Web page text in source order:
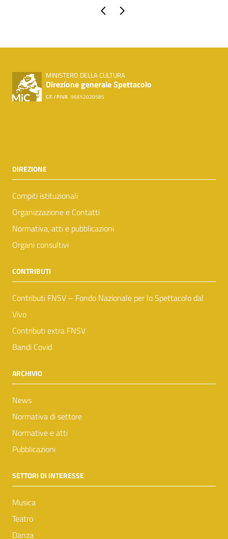
Pagina precedente
MINISTERO DELLA CULTURA
Direzione generale Spettacolo
C.F. / P.IVA 96652020585
DIREZIONE
Compiti istituzionali
Organizzazione e Contatti
Normativa, atti e pubblicazioni
Organi consultivi
CONTRIBUTI
Contributi FNSV – Fondo Nazionale per lo Spettacolo dal
Vivo
Contributi extra FNSV
Bandi Covid
ARCHIVIO
News
Normativa di settore
Normative e atti
Pubblicazioni
SETTORI DI INTERESSE
Musica
Teatro
Danza